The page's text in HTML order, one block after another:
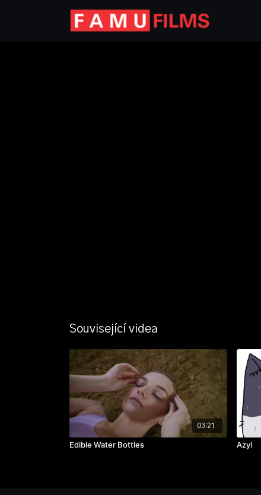
Související videa
03:21
Edible Water Bottles Azyl